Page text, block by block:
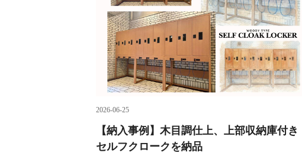
2026-06-25
【納入事例】木目調仕上、上部収納庫付き
セルフクロークを納品